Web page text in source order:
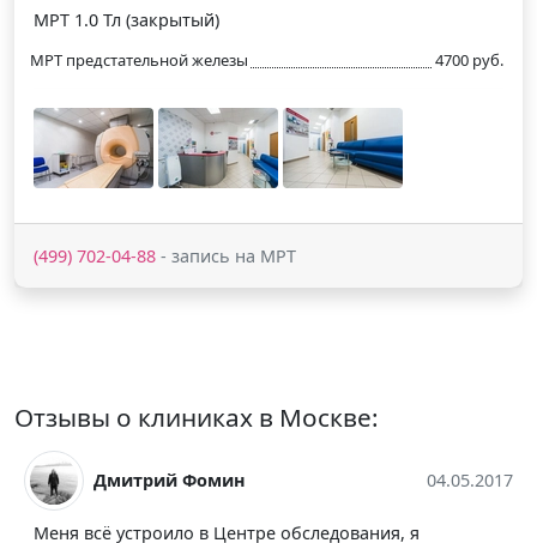
МРТ 1.0 Тл (закрытый)
МРТ предстательной железы 4700 руб.
(499) 702-04-88 - запись на МРТ
Отзывы о клиниках в Москве:
04.05.2017 Наталья Ларина
По причине головных болей пришлось